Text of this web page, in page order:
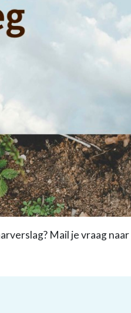
Mail je vraag naar